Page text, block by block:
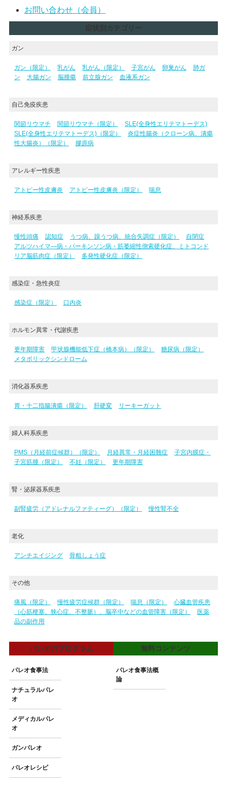
お問い合わせ（会員）
症状別カテゴリー
ガン
ガン（限定） 乳がん 乳がん（限定） 子宮がん 卵巣がん
肺ガ
ン
大腸ガン 脳腫瘍 前立腺ガン 血液系ガン
自己免疫疾患
関節リウマチ 関節リウマチ（限定）
SLE(全身性エリテマトーデス)
SLE(全身性エリテマトーデス)（限定）
炎症性腸炎（クローン病、潰瘍
性大腸炎）（限定）
膠原病
アレルギー性疾患
アトピー性皮膚炎 アトピー性皮膚炎（限定） 喘息
神経系疾患
慢性頭痛 認知症 うつ病、躁うつ病、統合失調症（限定）
自閉症
アルツハイマ―病・パーキンソン病・筋萎縮性側索硬化症、ミトコンド
リア脳筋肉症（限定）
多発性硬化症（限定）
感染症・急性炎症
感染症（限定） 口内炎
ホルモン異常・代謝疾患
更年期障害 甲状腺機能低下症（橋本病）（限定）
糖尿病（限定）
メタボリックシンドローム
消化器系疾患
胃・十二指腸潰瘍（限定） 肝硬変 リーキーガット
婦人科系疾患
PMS（月経前症候群）（限定） 月経異常・月経困難症
子宮内膜症・
子宮筋腫（限定）
不妊（限定） 更年期障害
腎・泌尿器系疾患
副腎疲労（アドレナルファティーグ）（限定） 慢性腎不全
老化
アンチエイジング 骨粗しょう症
その他
痛風（限定） 慢性疲労症候群（限定） 喘息（限定）
心臓血管疾患
（心筋梗塞、狭心症、不整脈）、脳卒中などの血管障害（限定）
医薬
品の副作用
パレオのプログラム
パレオ食事法
ナチュラルパレ
オ
メディカルパレ
オ
ガンパレオ
パレオレシピ
無料コンテンツ
パレオ食事法概
論